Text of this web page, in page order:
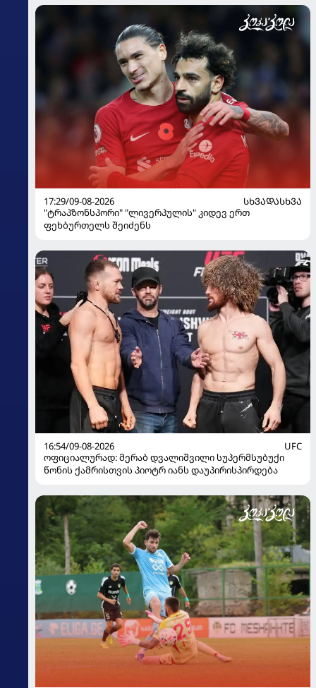
17:29/09-08-2026
ᲡᲮᲕᲐᲓᲐᲡᲮᲕᲐ
"ტრაპზონსპორი" "ლივერპულის" კიდევ ერთ
ფეხბურთელს შეიძენს
16:54/09-08-2026
UFC
ოფიციალურად: მერაბ დვალიშვილი სუპერმსუბუქი
წონის ქამრისთვის პიოტრ იანს დაუპირისპირდება